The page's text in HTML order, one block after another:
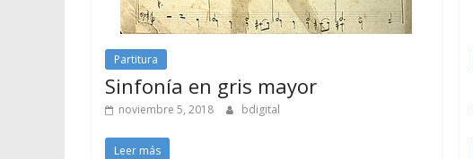
Partitura
Sinfonía en gris mayor
noviembre 5, 2018 bdigital
Leer más